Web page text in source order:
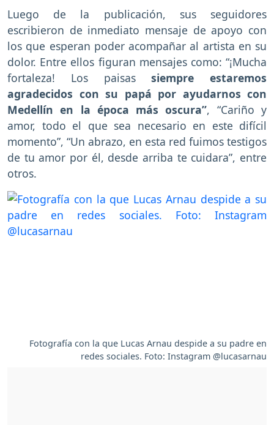
Luego de la publicación, sus seguidores
escribieron de inmediato mensaje de apoyo con
los que esperan poder acompañar al artista en su
dolor. Entre ellos figuran mensajes como: “¡Mucha
fortaleza! Los paisassiempre estaremos
agradecidos con su papá por ayudarnos con
Medellín en la época más oscura”, “Cariño y
amor, todo el que sea necesario en este difícil
momento”, “Un abrazo, en esta red fuimos testigos
de tu amor por él, desde arriba te cuidara”, entre
otros.
Fotografía con la que Lucas Arnau despide a su padre en
redes sociales. Foto: Instagram @lucasarnau